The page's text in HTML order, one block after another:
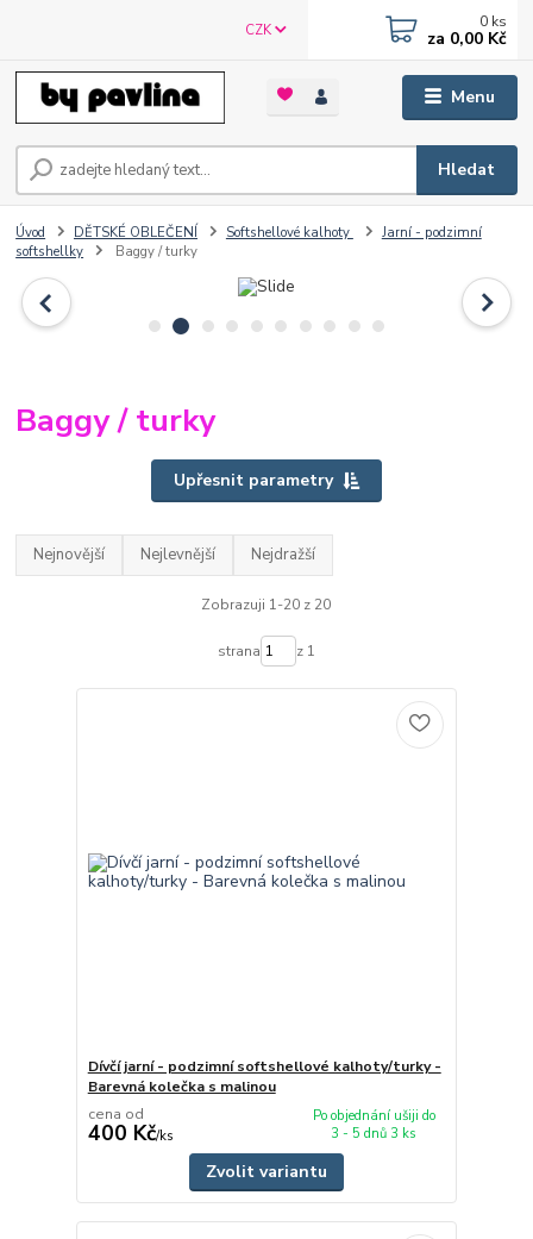
Menu
CZK
Hledat
0 ks
za 0,00 Kč
Úvod DĚTSKÉ OBLEČENÍ Softshellové kalhoty
Jarní - podzimní
softshellky
Baggy / turky
Baggy / turky
Upřesnit parametry
Nejnovější Nejlevnější Nejdražší
Zobrazuji 1-20 z 20
strana z 1
Dívčí jarní - podzimní softshellové kalhoty/turky -
Barevná kolečka s malinou
cena od
400 Kč/ks
Po objednání ušiji do
3 - 5 dnů 3 ks
Zvolit variantu